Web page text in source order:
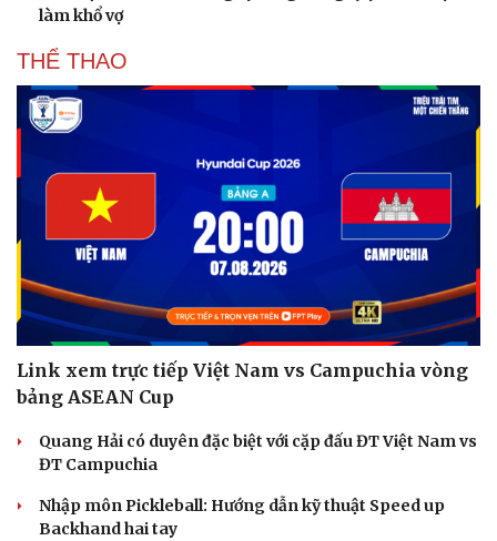
Du lịch
Tư vấn
Podcast
Cửa sổ tình yêu
Kể chuyện cho bé
Hạt giống tâm hồn
làm khổ vợ
THỂ THAO
Link xem trực tiếp Việt Nam vs Campuchia vòng
bảng ASEAN Cup
Quang Hải có duyên đặc biệt với cặp đấu ĐT Việt Nam vs
ĐT Campuchia
Nhập môn Pickleball: Hướng dẫn kỹ thuật Speed up
Backhand hai tay